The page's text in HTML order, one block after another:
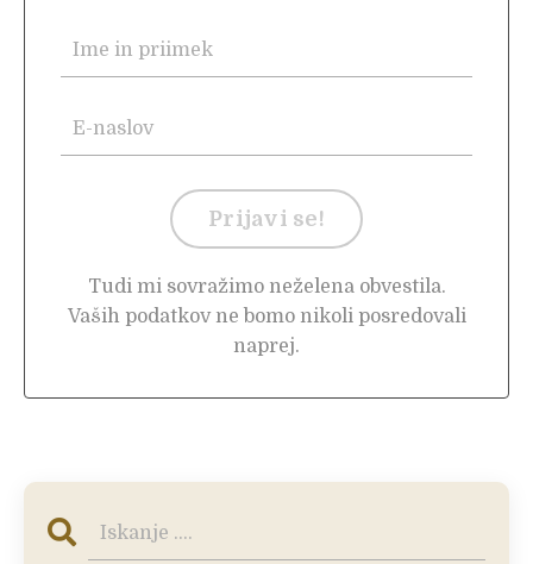
Prijavi se!
Tudi mi sovražimo neželena obvestila.
Vaših podatkov ne bomo nikoli posredovali
naprej.